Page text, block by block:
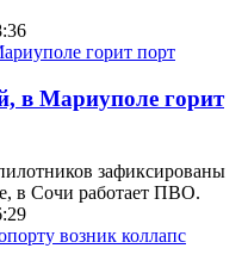
в Мариуполе горит
зафиксированы
в Сочи работает ПВО.